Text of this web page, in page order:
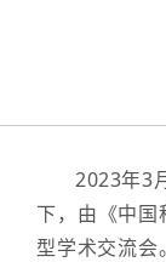
2023年3
下，由《中
型学术交流